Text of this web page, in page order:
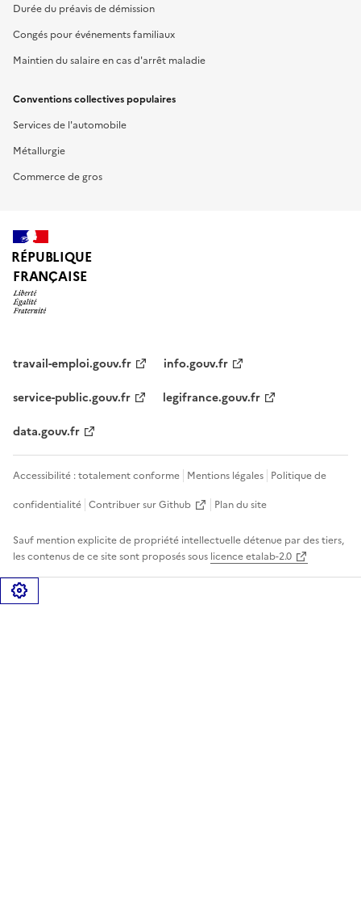
Durée du préavis de démission
Congés pour événements familiaux
Maintien du salaire en cas d'arrêt maladie
Conventions collectives populaires
Services de l'automobile
Métallurgie
Commerce de gros
RÉPUBLIQUE
FRANÇAISE
travail-emploi.gouv.fr
info.gouv.fr
service-public.gouv.fr
legifrance.gouv.fr
data.gouv.fr
Accessibilité : totalement conforme Mentions légales Politique de
confidentialité Contribuer sur Github Plan du site
Sauf mention explicite de propriété intellectuelle détenue par des tiers,
les contenus de ce site sont proposés sous licence etalab-2.0
Gérer les cookies